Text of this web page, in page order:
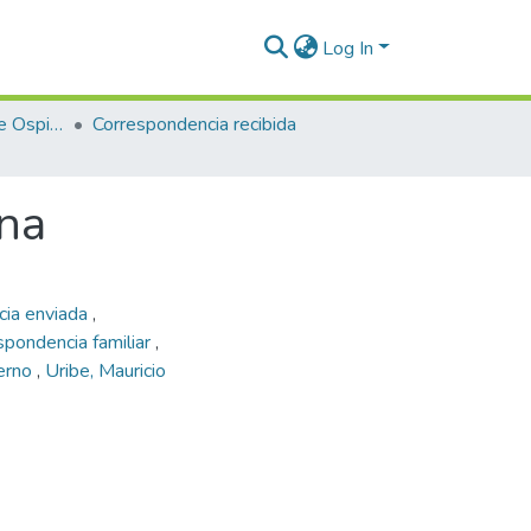
Log In
Enriqueta Vásquez de Ospina
Correspondencia recibida
enviada ,
familiar,
, Uribe, Mauricio